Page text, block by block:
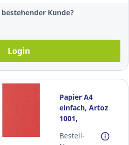
Kunde?
Login
Papier A4
einfach, Artoz
1001,
100g, rot,
Bestell-